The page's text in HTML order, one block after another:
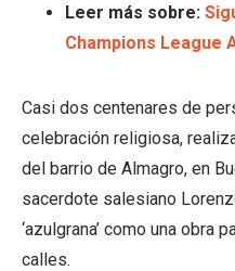
Leer más sobre:
Champions League
Casi dos centenares de
celebración religiosa,
del barrio de Almagro, en
sacerdote salesiano
‘azulgrana’ como una obra
calles.